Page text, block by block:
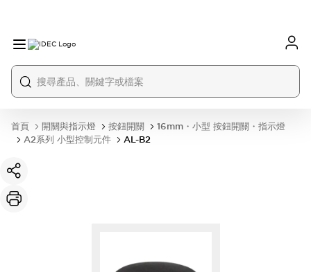
首頁 開關與指示燈 按鈕開關
16mm・小型 按鈕開關・指示燈
A2系列 小型控制元件
AL-B2